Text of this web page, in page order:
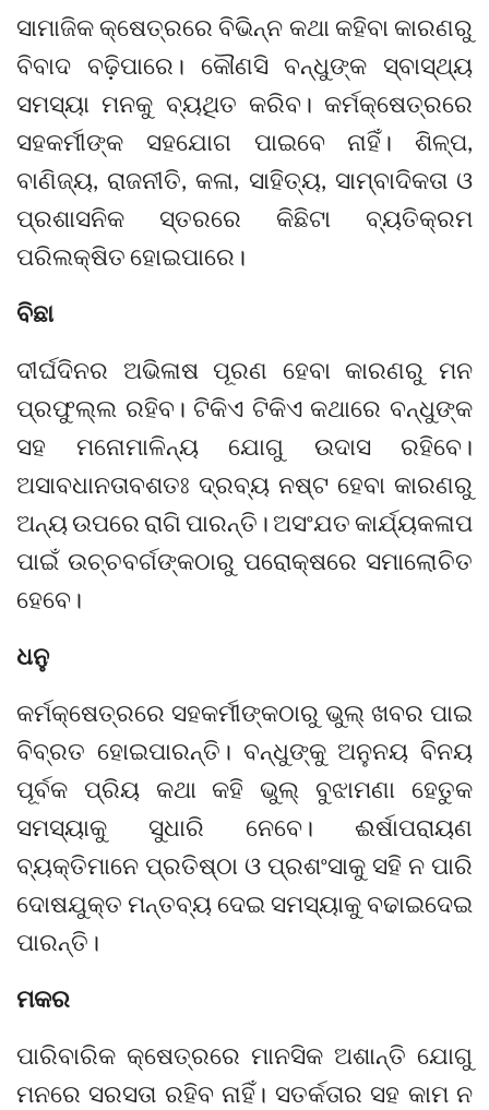
ସାମାଜିକ କ୍ଷେତ୍ରରେ ବିଭିନ୍ନ କଥା କହିବା କାରଣରୁ
ବିବାଦ ବଢ଼ିପାରେ। କୌଣସି ବନ୍ଧୁଙ୍କ ସ୍ବାସ୍ଥ୍ୟ
ସମସ୍ୟା ମନକୁ ବ୍ୟଥିତ କରିବ। କର୍ମକ୍ଷେତ୍ରରେ
ସହକର୍ମୀଙ୍କ ସହଯୋଗ ପାଇବେ ନାହିଁ। ଶିଳ୍ପ,
ବାଣିଜ୍ୟ, ରାଜନୀତି, କଳା, ସାହିତ୍ୟ, ସାମ୍ବାଦିକତା ଓ
ପ୍ରଶାସନିକ ସ୍ତରରେ କିଛିଟା ବ୍ୟତିକ୍ରମ
ପରିଲକ୍ଷିତ ହୋଇପାରେ।
ବିଛା
ଦୀର୍ଘଦିନର ଅଭିଳାଷ ପୂରଣ ହେବା କାରଣରୁ ମନ
ପ୍ରଫୁଲ୍ଲ ରହିବ। ଟିକିଏ ଟିକିଏ କଥାରେ ବନ୍ଧୁଙ୍କ
ସହ ମନୋମାଳିନ୍ୟ ଯୋଗୁ ଉଦାସ ରହିବେ।
ଅସାବଧାନତାବଶତଃ ଦ୍ରବ୍ୟ ନଷ୍ଟ ହେବା କାରଣରୁ
ଅନ୍ୟ ଉପରେ ରାଗି ପାରନ୍ତି। ଅସଂଯତ କାର୍ଯ୍ୟକଳାପ
ପାଇଁ ଉଚ୍ଚବର୍ଗଙ୍କଠାରୁ ପରୋକ୍ଷରେ ସମାଲୋଚିତ
ହେବେ।
ଧନୁ
କର୍ମକ୍ଷେତ୍ରରେ ସହକର୍ମୀଙ୍କଠାରୁ ଭୁଲ୍‌ ଖବର ପାଇ
ବିବ୍ରତ ହୋଇପାରନ୍ତି। ବନ୍ଧୁଙ୍କୁ ଅନୁନୟ ବିନୟ
ପୂର୍ବକ ପ୍ରିୟ କଥା କହି ଭୁଲ୍‌ ବୁଝାମଣା ହେତୁକ
ସମସ୍ୟାକୁ ସୁଧାରି ନେବେ। ଈର୍ଷାପରାୟଣ
ବ୍ୟକ୍ତିମାନେ ପ୍ରତିଷ୍ଠା ଓ ପ୍ରଶଂସାକୁ ସହି ନ ପାରି
ଦୋଷଯୁକ୍ତ ମନ୍ତବ୍ୟ ଦେଇ ସମସ୍ୟାକୁ ବଢାଇଦେଇ
ପାରନ୍ତି।
ମକର
ପାରିବାରିକ କ୍ଷେତ୍ରରେ ମାନସିକ ଅଶାନ୍ତି ଯୋଗୁ
ମନରେ ସରସତା ରହିବ ନାହିଁ। ସତର୍କତାର ସହ କାମ ନ